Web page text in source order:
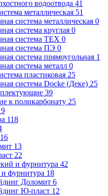
водоотвода 41
металлическая 51
система металлическая 0
система круглая 0
система ТЕХ 0
система ПЭ 0
система прямоугольная 1
система металл 0
пластиковая 25
система Docke (Деке) 25
39
к поликарбонату 25
9
118
16
13
22
и фурнитура 42
фурнитура 18
Доломит 6
Ю-пласт 12